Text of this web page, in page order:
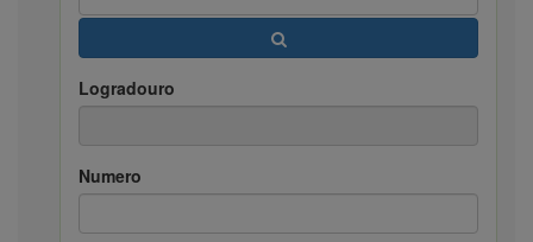
Logradouro
Numero